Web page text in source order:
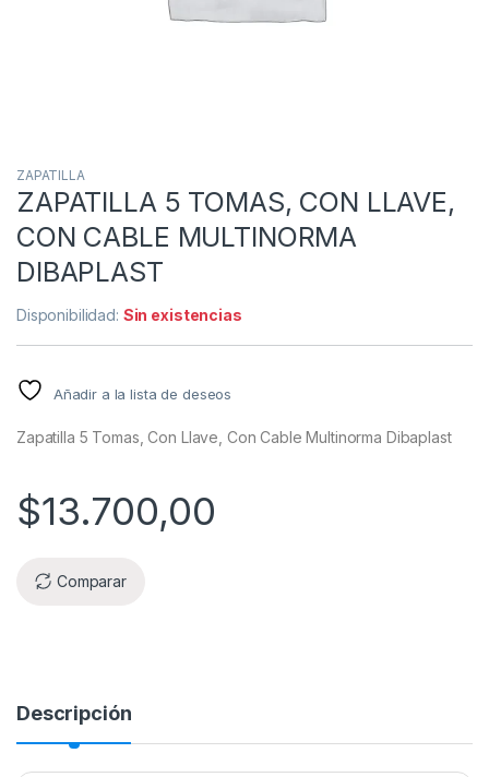
ZAPATILLA
ZAPATILLA 5 TOMAS, CON LLAVE,
CON CABLE MULTINORMA
DIBAPLAST
Disponibilidad: Sin existencias
Añadir a la lista de deseos
Zapatilla 5 Tomas, Con Llave, Con Cable Multinorma Dibaplast
$13.700,00
Comparar
Descripción